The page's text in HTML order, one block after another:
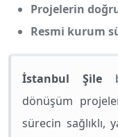
Projelerin
Resmi kurum
İstanbul Şile
dönüşüm
sürecin sağlıklı,